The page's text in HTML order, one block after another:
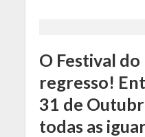
O Festival
regresso!
31 de
todas as